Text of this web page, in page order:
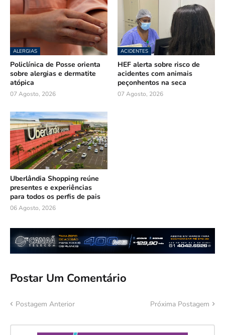
ALERGIAS
Policlínica de Posse orienta
sobre alergias e dermatite
atópica
07 Agosto, 2026
ACIDENTES
HEF alerta sobre risco de
acidentes com animais
peçonhentos na seca
07 Agosto, 2026
Uberlândia Shopping reúne
presentes e experiências
para todos os perfis de pais
06 Agosto, 2026
Postar Um Comentário
Postagem Anterior Próxima Postagem